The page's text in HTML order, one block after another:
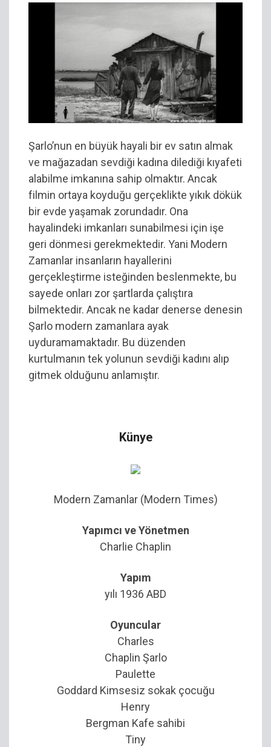
Şarlo’nun en büyük hayali bir ev satın almak
ve mağazadan sevdiği kadına dilediği kıyafeti
alabilme imkanına sahip olmaktır. Ancak
filmin ortaya koyduğu gerçeklikte yıkık dökük
bir evde yaşamak zorundadır. Ona
hayalindeki imkanları sunabilmesi için işe
geri dönmesi gerekmektedir. Yani Modern
Zamanlar insanların hayallerini
gerçekleştirme isteğinden beslenmekte, bu
sayede onları zor şartlarda çalıştıra
bilmektedir. Ancak ne kadar denerse denesin
Şarlo modern zamanlara ayak
uyduramamaktadır. Bu düzenden
kurtulmanın tek yolunun sevdiği kadını alıp
gitmek olduğunu anlamıştır.
Künye
Modern Zamanlar (Modern Times)
Yapımcı ve Yönetmen
Charlie Chaplin
Yapım
yılı 1936 ABD
Oyuncular
Charles
Chaplin Şarlo
Paulette
Goddard Kimsesiz sokak çocuğu
Henry
Bergman Kafe sahibi
Tiny